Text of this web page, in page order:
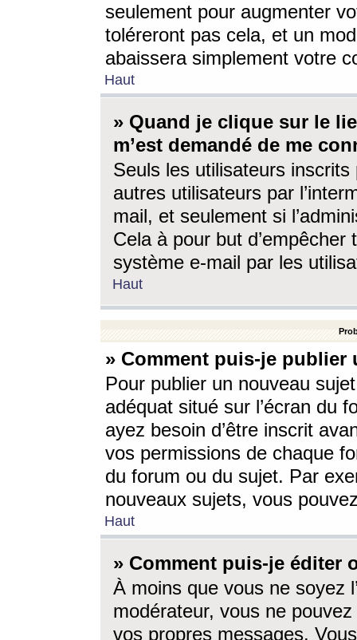
seulement pour augmenter
toléreront pas cela, et un
abaissera simplement votre
Haut
» Quand je clique sur le
m’est demandé de me
Seuls les utilisateurs
autres utilisateurs par
mail, et seulement si
Cela à pour but
système e-mail par les
Haut
» Comment puis-je
Pour publier un nouveau
adéquat situé sur l’écran du
ayez besoin d’être inscrit
vos permissions de chaque
du forum ou du sujet. Par
nouveaux sujets, vous
Haut
» Comment puis-je éditer
À moins que vous ne soyez
modérateur, vous ne
vos propres messages.